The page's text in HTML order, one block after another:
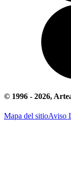
© 1996 - 2026,
Mapa del sitioAviso